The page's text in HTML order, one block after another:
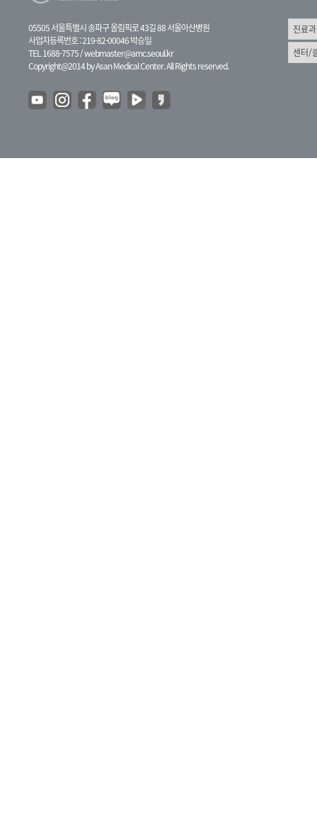
05505 서울특별시 송파구 올림픽로 43길 88 서울아산병원
사업자등록번호 : 219-82-00046 박승일
TEL 1688-7575 /webmaster@amc.seoul.kr
Copyright@2014 by Asan Medical Center. All Rights reserved.